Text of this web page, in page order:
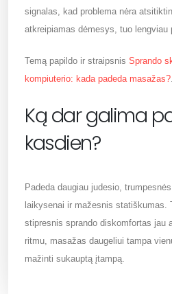
signalas, kad problema nėra
atkreipiamas dėmesys, tuo lengviau
Temą papildo ir straipsnis Sprando
kompiuterio: kada padeda masažas?
Ką dar galima
kasdien?
Padeda daugiau judesio,
laikysenai ir mažesnis statiškumas.
stipresnis sprando diskomfortas jau
ritmu, masažas daugeliui tampa
mažinti sukauptą įtampą.